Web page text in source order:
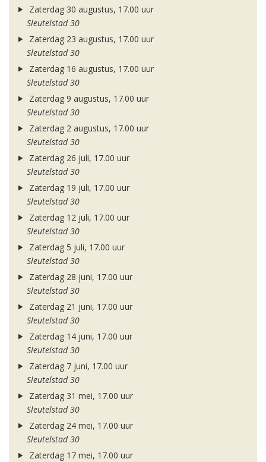
Zaterdag 30 augustus, 17.00 uur
Sleutelstad 30
Zaterdag 23 augustus, 17.00 uur
Sleutelstad 30
Zaterdag 16 augustus, 17.00 uur
Sleutelstad 30
Zaterdag 9 augustus, 17.00 uur
Sleutelstad 30
Zaterdag 2 augustus, 17.00 uur
Sleutelstad 30
Zaterdag 26 juli, 17.00 uur
Sleutelstad 30
Zaterdag 19 juli, 17.00 uur
Sleutelstad 30
Zaterdag 12 juli, 17.00 uur
Sleutelstad 30
Zaterdag 5 juli, 17.00 uur
Sleutelstad 30
Zaterdag 28 juni, 17.00 uur
Sleutelstad 30
Zaterdag 21 juni, 17.00 uur
Sleutelstad 30
Zaterdag 14 juni, 17.00 uur
Sleutelstad 30
Zaterdag 7 juni, 17.00 uur
Sleutelstad 30
Zaterdag 31 mei, 17.00 uur
Sleutelstad 30
Zaterdag 24 mei, 17.00 uur
Sleutelstad 30
Zaterdag 17 mei, 17.00 uur